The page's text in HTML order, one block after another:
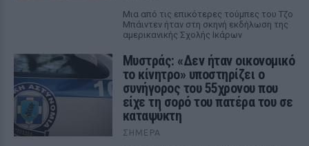
Μια από τις επικότερες τούμπες του Τζο
Μπάιντεν ήταν στη σκηνή εκδήλωση της
αμερικανικής Σχολής Ικάρων
Μυστράς: «Δεν ήταν οικονομικό
το κίνητρο» υποστηρίζει ο
συνήγορος του 55χρονου που
είχε τη σορό του πατέρα του σε
καταψύκτη
ΣΉΜΕΡΑ